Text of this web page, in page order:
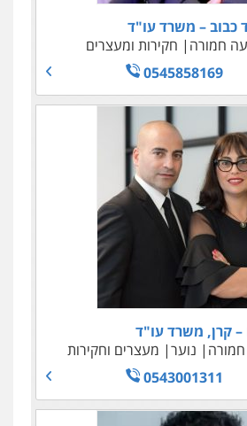
כבוב – משרד עו"ד
חמורה
חקירות ומעצרים
0545858169
– קרן, משרד עו"ד
נוער
מעצרים וחקירות
0543001311
עו"ד ג'קי סגרון
אסירים צבאי שחרור ממעצר
ימים ועד תום הליכים